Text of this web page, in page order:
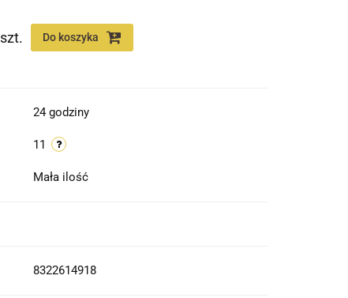
szt. Do koszyka
24 godziny
11
Mała ilość
8322614918